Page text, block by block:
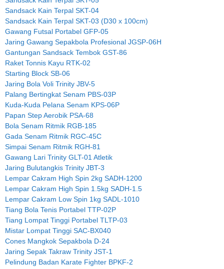
Sandsack Kain Terpal SKT-04
Sandsack Kain Terpal SKT-03 (D30 x 100cm)
Gawang Futsal Portabel GFP-05
Jaring Gawang Sepakbola Profesional JGSP-06H
Gantungan Sandsack Tembok GST-86
Raket Tonnis Kayu RTK-02
Starting Block SB-06
Jaring Bola Voli Trinity JBV-5
Palang Bertingkat Senam PBS-03P
Kuda-Kuda Pelana Senam KPS-06P
Papan Step Aerobik PSA-68
Bola Senam Ritmik RGB-185
Gada Senam Ritmik RGC-45C
Simpai Senam Ritmik RGH-81
Gawang Lari Trinity GLT-01 Atletik
Jaring Bulutangkis Trinity JBT-3
Lempar Cakram High Spin 2kg SADH-1200
Lempar Cakram High Spin 1.5kg SADH-1.5
Lempar Cakram Low Spin 1kg SADL-1010
Tiang Bola Tenis Portabel TTP-02P
Tiang Lompat Tinggi Portabel TLTP-03
Mistar Lompat Tinggi SAC-BX040
Cones Mangkok Sepakbola D-24
Jaring Sepak Takraw Trinity JST-1
Pelindung Badan Karate Fighter BPKF-2